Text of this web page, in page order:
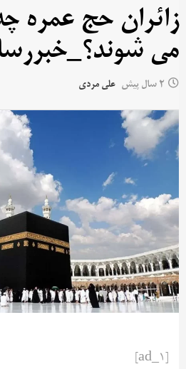
زائران حج عمره
می
2 سال پیش علی مردی